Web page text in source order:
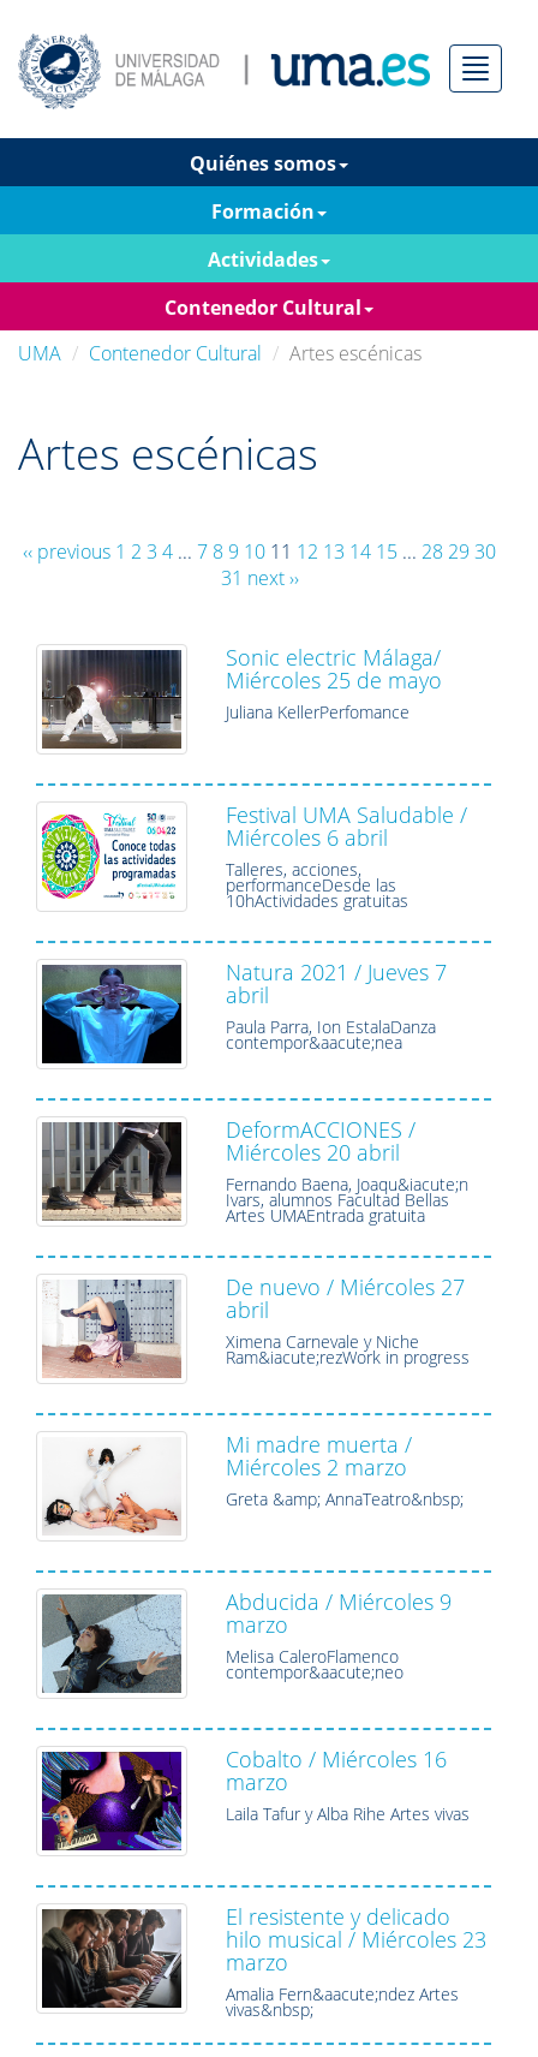
Menú
Quiénes somos
Formación
Actividades
Contenedor Cultural
UMA
Contenedor Cultural Artes escénicas
Artes escénicas
‹‹ previous 1 2 3 4 ... 7 8 9 10 11 12 13 14 15 ... 28 29 30
31 next ››
Sonic electric Málaga/
Miércoles 25 de mayo
Juliana KellerPerfomance
Festival UMA Saludable /
Miércoles 6 abril
Talleres, acciones,
performanceDesde las
10hActividades gratuitas
Natura 2021 / Jueves 7
abril
Paula Parra, Ion EstalaDanza
contempor&aacute;nea
DeformACCIONES /
Miércoles 20 abril
Fernando Baena, Joaqu&iacute;n
Ivars, alumnos Facultad Bellas
Artes UMAEntrada gratuita
De nuevo / Miércoles 27
abril
Ximena Carnevale y Niche
Ram&iacute;rezWork in progress
Mi madre muerta /
Miércoles 2 marzo
Greta &amp; AnnaTeatro&nbsp;
Abducida / Miércoles 9
marzo
Melisa CaleroFlamenco
contempor&aacute;neo
Cobalto / Miércoles 16
marzo
Laila Tafur y Alba Rihe Artes vivas
El resistente y delicado
hilo musical / Miércoles 23
marzo
Amalia Fern&aacute;ndez Artes
vivas&nbsp;